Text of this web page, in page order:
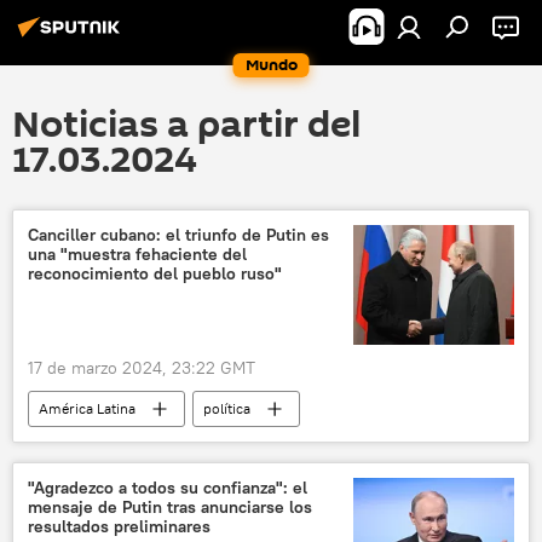
Mundo
Noticias a partir del
17.03.2024
Canciller cubano: el triunfo de Putin es
una "muestra fehaciente del
reconocimiento del pueblo ruso"
17 de marzo 2024, 23:22 GMT
América Latina
política
Elecciones presidenciales en Rusia (2024)
Cuba
Vladímir Putin
Miguel Díaz-Canel Bermúdez
"Agradezco a todos su confianza": el
mensaje de Putin tras anunciarse los
resultados preliminares